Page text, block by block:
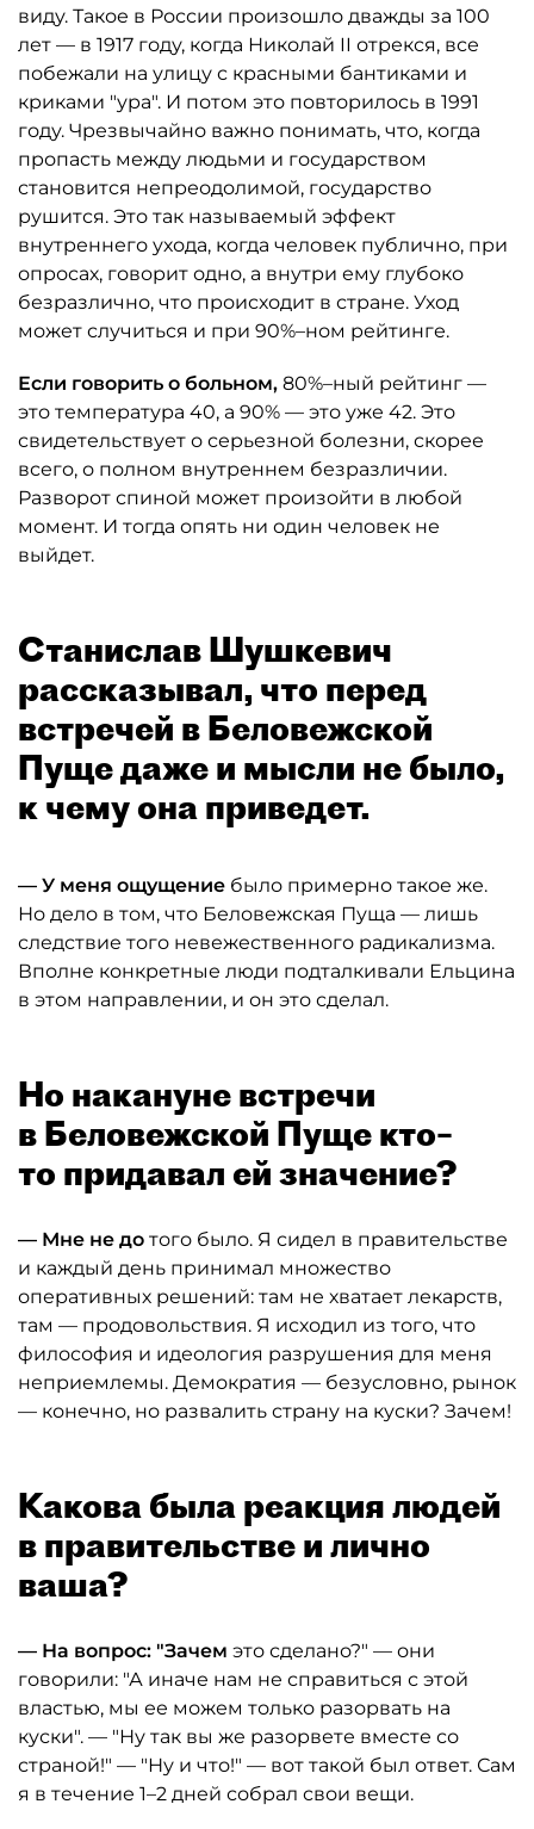
виду. Такое в России произошло дважды за 100
лет — в 1917 году, когда Николай II отрекся, все
побежали на улицу с красными бантиками и
криками "ура". И потом это повторилось в 1991
году. Чрезвычайно важно понимать, что, когда
пропасть между людьми и государством
становится непреодолимой, государство
рушится. Это так называемый эффект
внутреннего ухода, когда человек публично, при
опросах, говорит одно, а внутри ему глубоко
безразлично, что происходит в стране. Уход
может случиться и при 90%–ном рейтинге.
Если говорить о больном, 80%–ный рейтинг —
это температура 40, а 90% — это уже 42. Это
свидетельствует о серьезной болезни, скорее
всего, о полном внутреннем безразличии.
Разворот спиной может произойти в любой
момент. И тогда опять ни один человек не
выйдет.
Станислав Шушкевич
рассказывал, что перед
встречей в Беловежской
Пуще даже и мысли не было,
к чему она приведет.
— У меня ощущение было примерно такое же.
Но дело в том, что Беловежская Пуща — лишь
следствие того невежественного радикализма.
Вполне конкретные люди подталкивали Ельцина
в этом направлении, и он это сделал.
Но накануне встречи
в Беловежской Пуще кто–
то придавал ей значение?
— Мне не до того было. Я сидел в правительстве
и каждый день принимал множество
оперативных решений: там не хватает лекарств,
там — продовольствия. Я исходил из того, что
философия и идеология разрушения для меня
неприемлемы. Демократия — безусловно, рынок
— конечно, но развалить страну на куски? Зачем!
Какова была реакция людей
в правительстве и лично
ваша?
— На вопрос: "Зачем это сделано?" — они
говорили: "А иначе нам не справиться с этой
властью, мы ее можем только разорвать на
куски". — "Ну так вы же разорвете вместе со
страной!" — "Ну и что!" — вот такой был ответ. Сам
я в течение 1–2 дней собрал свои вещи.